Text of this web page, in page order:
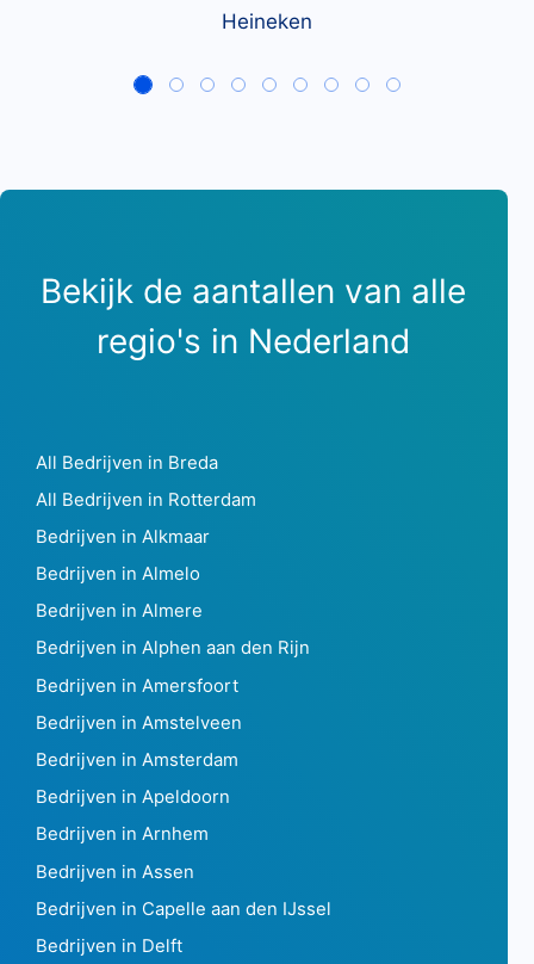
Heineken
Bekijk de aantallen van alle
regio's in Nederland
All Bedrijven in Breda
All Bedrijven in Rotterdam
Bedrijven in Alkmaar
Bedrijven in Almelo
Bedrijven in Almere
Bedrijven in Alphen aan den Rijn
Bedrijven in Amersfoort
Bedrijven in Amstelveen
Bedrijven in Amsterdam
Bedrijven in Apeldoorn
Bedrijven in Arnhem
Bedrijven in Assen
Bedrijven in Capelle aan den IJssel
Bedrijven in Delft